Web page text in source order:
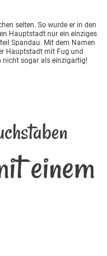
selten. So wurde er in den
Hauptstadt nur ein einziges
Spandau. Mit dem Namen
Hauptstadt mit Fug und
nicht sogar als einzigartig!
einem